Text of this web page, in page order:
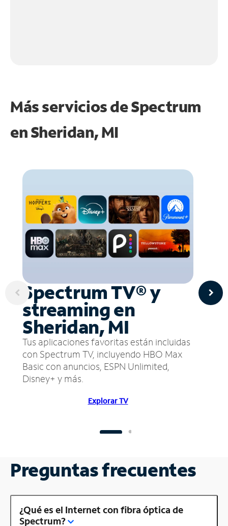
Más servicios de Spectrum
enSheridan, MI
Spectrum TV® y
streaming en
Sheridan, MI
Tus aplicaciones favoritas están incluidas
con Spectrum TV, incluyendo HBO Max
Basic con anuncios, ESPN Unlimited,
Disney+ y más.
Explorar TV
Preguntas frecuentes
¿Qué es el Internet con fibra óptica de
Spectrum?